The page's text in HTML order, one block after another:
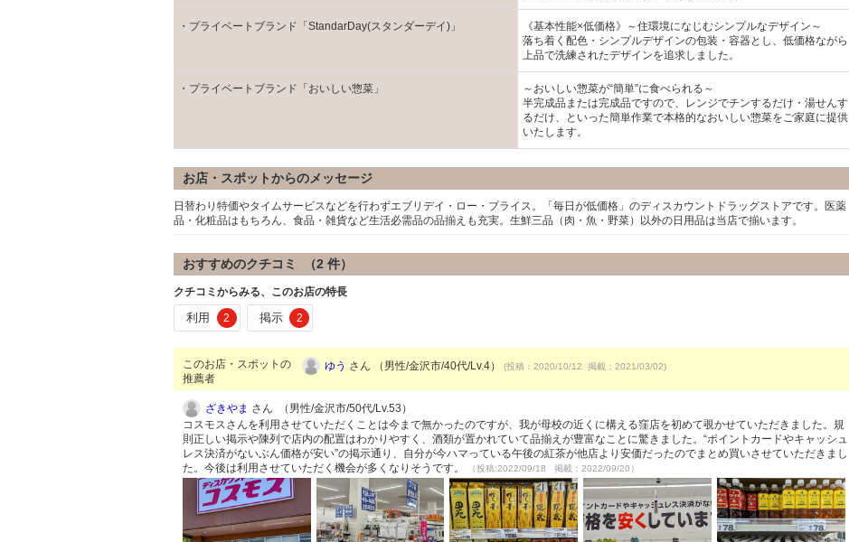
・プライベートブランド「StandarDay(スタンダーデイ)」
《基本性能×低価格》～住環境になじむシンプルなデザイン～
落ち着く配色・シンプルデザインの包装・容器とし、低価格ながら
上品で洗練されたデザインを追求しました。
・プライベートブランド「おいしい惣菜」
～おいしい惣菜が“簡単”に食べられる～
半完成品または完成品ですので、レンジでチンするだけ・湯せんす
るだけ、といった簡単作業で本格的なおいしい惣菜をご家庭に提供
いたします。
お店・スポットからのメッセージ
日替わり特価やタイムサービスなどを行わずエブリデイ・ロー・プライス。「毎日が低価格」のディスカウントドラッグストアです。医薬
品・化粧品はもちろん、食品・雑貨など生活必需品の品揃えも充実。生鮮三品（肉・魚・野菜）以外の日用品は当店で揃います。
おすすめのクチコミ （2 件）
クチコミからみる、このお店の特長
利用 2 掲示 2
このお店・スポットの
推薦者
ゆう さん （男性/金沢市/40代/Lv.4） (投稿：2020/10/12 掲載：2021/03/02)
ざきやま さん （男性/金沢市/50代/Lv.53）
コスモスさんを利用させていただくことは今まで無かったのですが、我が母校の近くに構える窪店を初めて覗かせていただきました。規
則正しい掲示や陳列で店内の配置はわかりやすく、酒類が置かれていて品揃えが豊富なことに驚きました。“ポイントカードやキャッシュ
レス決済がないぶん価格が安い”の掲示通り、自分が今ハマっている午後の紅茶が他店より安価だったのでまとめ買いさせていただきまし
た。今後は利用させていただく機会が多くなりそうです。
（投稿:2022/09/18 掲載：2022/09/20）